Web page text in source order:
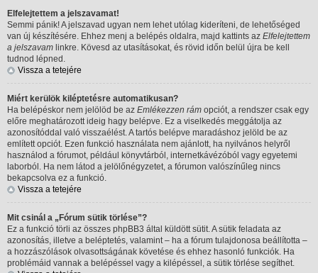
Elfelejtettem a jelszavamat!
Semmi pánik! A jelszavad ugyan nem lehet utólag kideríteni, de lehetőséged
van új készítésére. Ehhez menj a belépés oldalra, majd kattints az Elfelejtettem
a jelszavam linkre. Kövesd az utasításokat, és rövid időn belül újra be kell
tudnod lépned.
Vissza a tetejére
Miért kerülök kiléptetésre automatikusan?
Ha belépéskor nem jelölöd be az Emlékezzen rám opciót, a rendszer csak egy
előre meghatározott ideig hagy belépve. Ez a viselkedés meggátolja az
azonosítóddal való visszaélést. A tartós belépve maradáshoz jelöld be az
említett opciót. Ezen funkció használata nem ajánlott, ha nyilvános helyről
használod a fórumot, például könyvtárból, internetkávézóból vagy egyetemi
laborból. Ha nem látod a jelölőnégyzetet, a fórumon valószínűleg nincs
bekapcsolva ez a funkció.
Vissza a tetejére
Mit csinál a „Fórum sütik törlése”?
Ez a funkció törli az összes phpBB3 által küldött sütit. A sütik feladata az
azonosítás, illetve a beléptetés, valamint – ha a fórum tulajdonosa beállította –
a hozzászólások olvasottságának követése és ehhez hasonló funkciók. Ha
problémáid vannak a belépéssel vagy a kilépéssel, a sütik törlése segíthet.